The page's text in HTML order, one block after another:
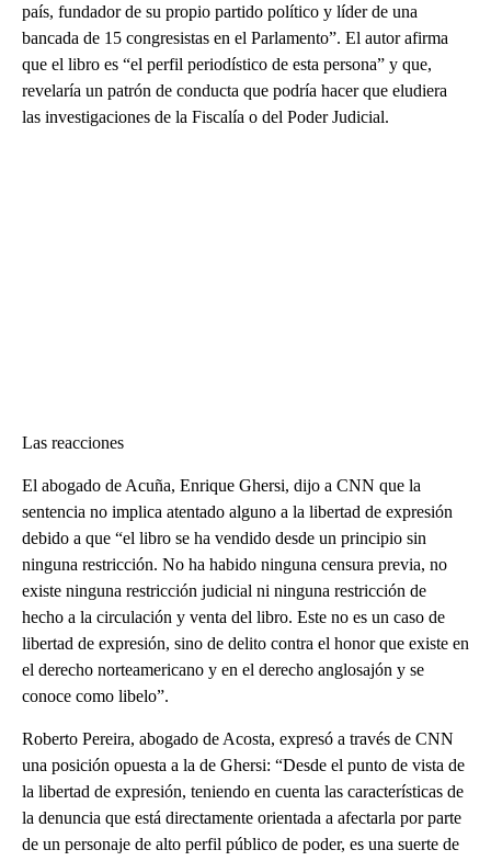
país, fundador de su propio partido político y líder de una
bancada de 15 congresistas en el Parlamento”. El autor afirma
que el libro es “el perfil periodístico de esta persona” y que,
revelaría un patrón de conducta que podría hacer que eludiera
las investigaciones de la Fiscalía o del Poder Judicial.
Las reacciones
El abogado de Acuña, Enrique Ghersi, dijo a CNN que la
sentencia no implica atentado alguno a la libertad de expresión
debido a que “el libro se ha vendido desde un principio sin
ninguna restricción. No ha habido ninguna censura previa, no
existe ninguna restricción judicial ni ninguna restricción de
hecho a la circulación y venta del libro. Este no es un caso de
libertad de expresión, sino de delito contra el honor que existe en
el derecho norteamericano y en el derecho anglosajón y se
conoce como libelo”.
Roberto Pereira, abogado de Acosta, expresó a través de CNN
una posición opuesta a la de Ghersi: “Desde el punto de vista de
la libertad de expresión, teniendo en cuenta las características de
la denuncia que está directamente orientada a afectarla por parte
de un personaje de alto perfil público de poder, es una suerte de